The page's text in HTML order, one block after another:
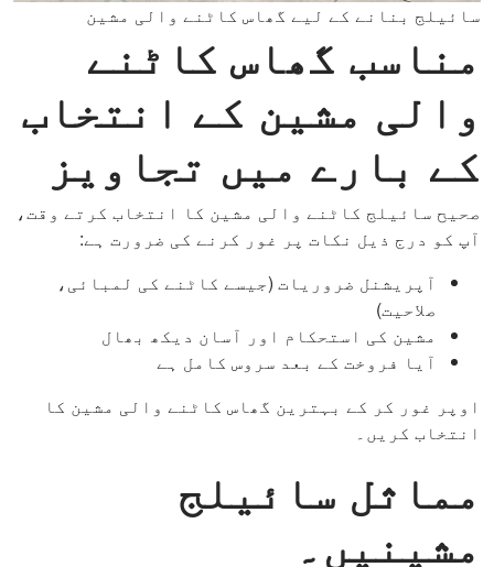
سائیلج بنانے کے لیے گھاس کاٹنے والی مشین
مناسب گھاس کاٹنے
والی مشین کے انتخاب
کے بارے میں تجاویز
صحیح سائیلج کاٹنے والی مشین کا انتخاب کرتے وقت،
آپ کو درج ذیل نکات پر غور کرنے کی ضرورت ہے:
آپریشنل ضروریات (جیسے کاٹنے کی لمبائی،
صلاحیت)
مشین کی استحکام اور آسان دیکھ بھال
آیا فروخت کے بعد سروس کامل ہے
اوپر غور کر کے بہترین گھاس کاٹنے والی مشین کا
انتخاب کریں۔
مماثل سائیلج
مشینیں۔